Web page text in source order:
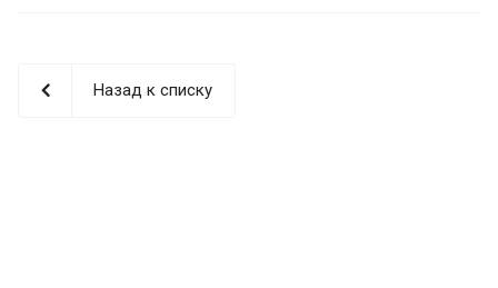
Назад к списку